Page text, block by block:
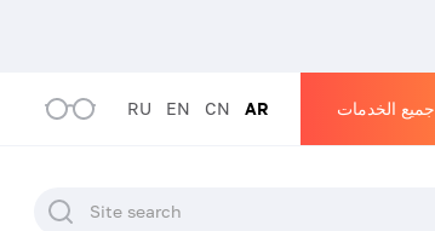
RU EN CN AR جميع الخدمات